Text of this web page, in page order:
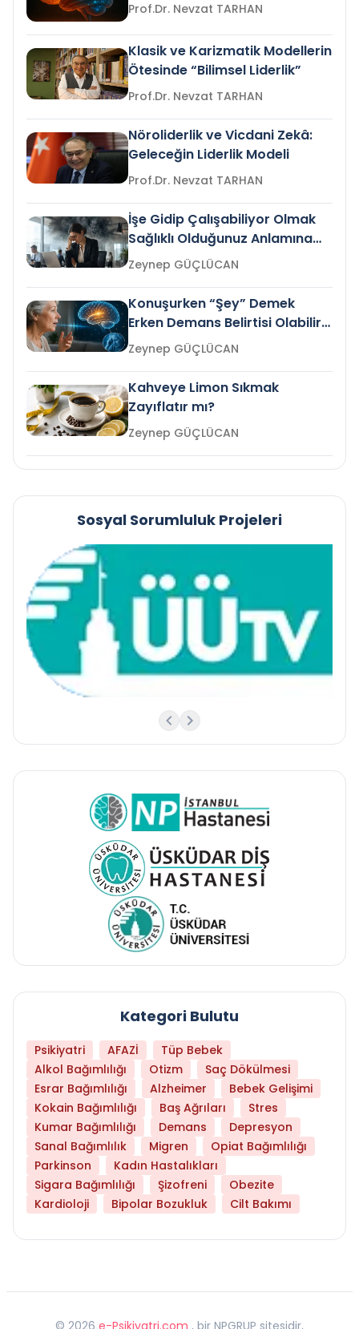
Prof.Dr. Nevzat TARHAN
Klasik ve Karizmatik Modellerin
Ötesinde “Bilimsel Liderlik”
Prof.Dr. Nevzat TARHAN
Nöroliderlik ve Vicdani Zekâ:
Geleceğin Liderlik Modeli
Prof.Dr. Nevzat TARHAN
İşe Gidip Çalışabiliyor Olmak
Sağlıklı Olduğunuz Anlamına
Gelir mi?Zeynep GÜÇLÜCAN
Konuşurken “Şey” Demek
Erken Demans Belirtisi Olabilir
mi?
Zeynep GÜÇLÜCAN
Kahveye Limon Sıkmak
Zayıflatır mı?
Zeynep GÜÇLÜCAN
Sosyal Sorumluluk Projeleri
Kategori Bulutu
Psikiyatri AFAZİ
Tüp Bebek
Alkol Bağımlılığı
Otizm
Saç Dökülmesi
Esrar Bağımlılığı
Alzheimer
Bebek Gelişimi
Kokain Bağımlılığı
Baş Ağrıları
Stres
Kumar Bağımlılığı
Demans
Depresyon
Sanal Bağımlılık
Migren
Opiat Bağımlılığı
Parkinson
Kadın Hastalıkları
Sigara Bağımlılığı
Şizofreni
Obezite
Kardioloji
Bipolar Bozukluk Cilt Bakımı
© 2026 e-Psikiyatri.com , bir NPGRUP sitesidir,